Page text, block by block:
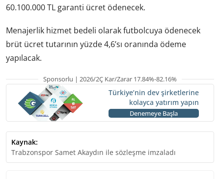
60.100.000 TL garanti ücret ödenecek.
Menajerlik hizmet bedeli olarak futbolcuya ödenecek
brüt ücret tutarının yüzde 4,6’sı oranında ödeme
yapılacak.
Sponsorlu | 2026/2Ç Kar/Zarar 17.84%-82.16%
Türkiye’nin dev şirketlerine
kolayca yatırım yapın
Denemeye Başla
Kaynak:
Trabzonspor Samet Akaydın ile sözleşme imzaladı